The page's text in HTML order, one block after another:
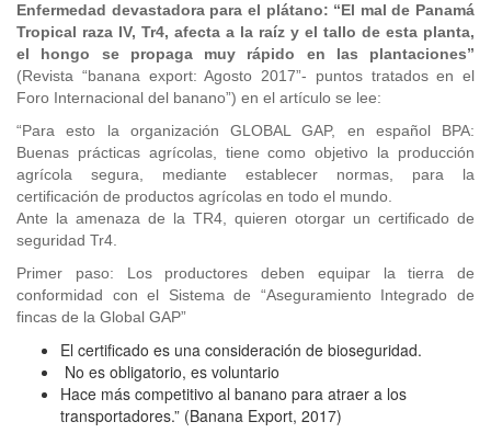
Enfermedad devastadora para el plátano: “El mal de Panamá
Tropical raza IV, Tr4, afecta a la raíz y el tallo de esta planta,
el hongo se propaga muy rápido en las plantaciones”
(Revista “banana export: Agosto 2017”- puntos tratados en el
Foro Internacional del banano”) en el artículo se lee:
“Para esto la organización GLOBAL GAP, en español BPA:
Buenas prácticas agrícolas, tiene como objetivo la producción
agrícola segura, mediante establecer normas, para la
certificación de productos agrícolas en todo el mundo.
Ante la amenaza de la TR4, quieren otorgar un certificado de
seguridad Tr4.
Primer paso: Los productores deben equipar la tierra de
conformidad con el Sistema de “Aseguramiento Integrado de
fincas de la Global GAP”
El certificado es una consideración de bioseguridad.
No es obligatorio, es voluntario
Hace más competitivo al banano para atraer a los
transportadores.” (Banana Export, 2017)